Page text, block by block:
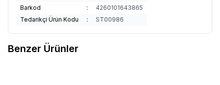
Barkod
:
4260101643865
Tedarikçi Ürün Kodu
: ST00986
Benzer Ürünler